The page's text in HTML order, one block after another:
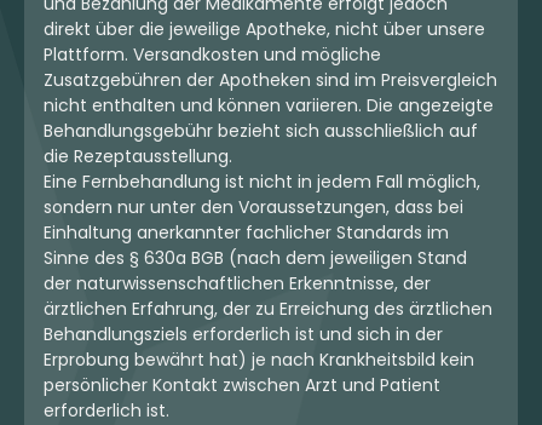
direkt über die jeweilige Apotheke, nicht über unsere
Plattform. Versandkosten und mögliche
Zusatzgebühren der Apotheken sind im Preisvergleich
nicht enthalten und können variieren. Die angezeigte
Behandlungsgebühr bezieht sich ausschließlich auf
die Rezeptausstellung.
Eine Fernbehandlung ist nicht in jedem Fall möglich,
sondern nur unter den Voraussetzungen, dass bei
Einhaltung anerkannter fachlicher Standards im
Sinne des § 630a BGB (nach dem jeweiligen Stand
der naturwissenschaftlichen Erkenntnisse, der
ärztlichen Erfahrung, der zu Erreichung des ärztlichen
Behandlungsziels erforderlich ist und sich in der
Erprobung bewährt hat) je nach Krankheitsbild kein
persönlicher Kontakt zwischen Arzt und Patient
erforderlich ist.